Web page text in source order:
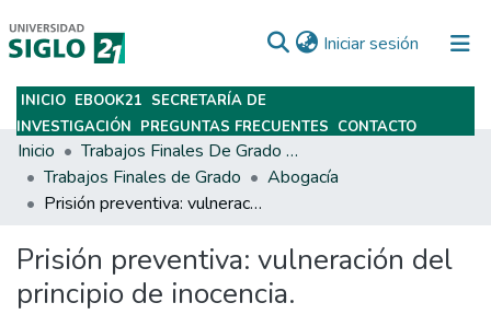
Iniciar sesión (current)
Subir
INICIO EBOOK21 SECRETARÍA DE
INVESTIGACIÓN PREGUNTAS FRECUENTES CONTACTO
Inicio
Trabajos Finales De Grado Y Posgrado
Trabajos Finales de Grado
Abogacía
Prisión preventiva: vulneración del principio de inocencia.
Prisión preventiva: vulneración del
principio de inocencia.